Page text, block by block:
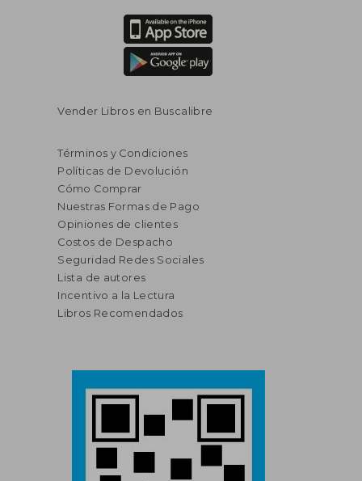
Vender Libros en Buscalibre
Términos y Condiciones
Políticas de Devolución
Cómo Comprar
Nuestras Formas de Pago
Opiniones de clientes
Costos de Despacho
Seguridad Redes Sociales
Lista de autores
Incentivo a la Lectura
Libros Recomendados